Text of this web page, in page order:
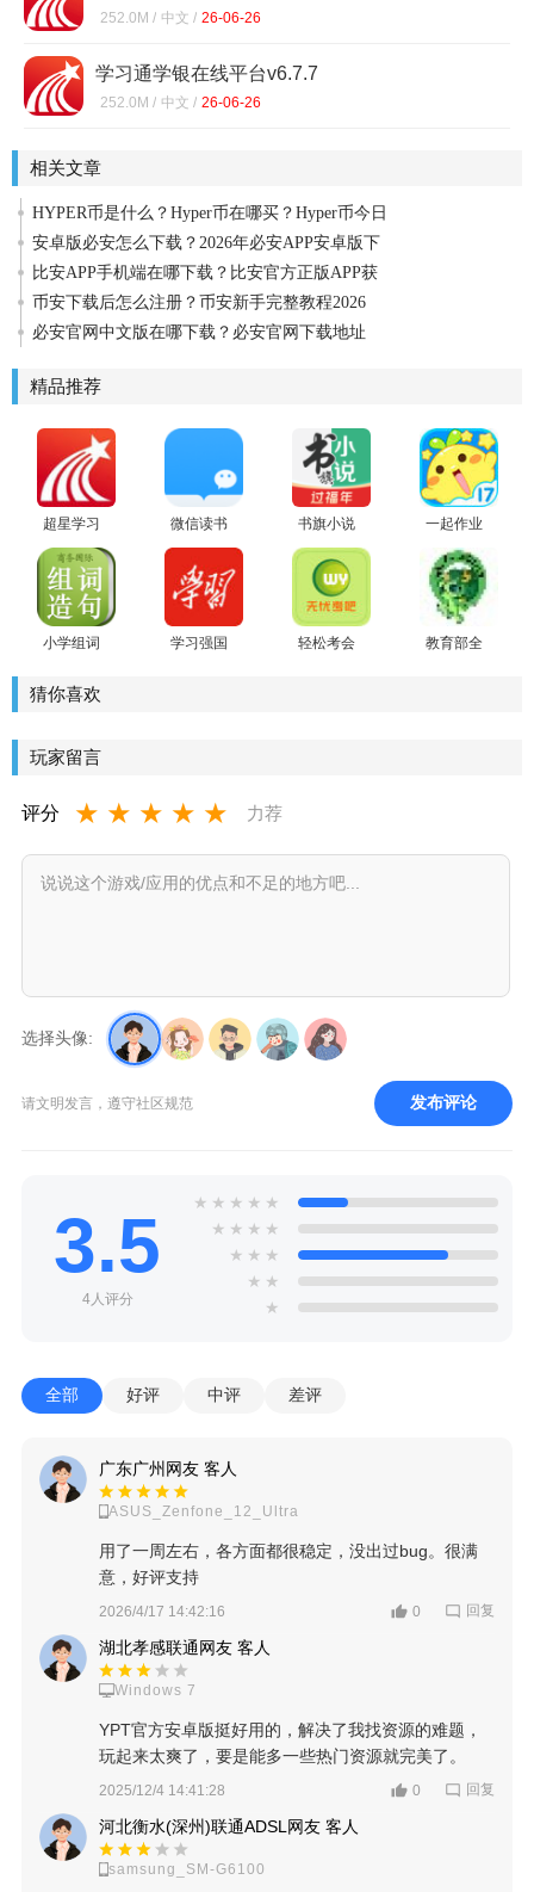
252.0M / 中文 / 26-06-26
学习通学银在线平台v6.7.7
252.0M / 中文 / 26-06-26
相关文章
HYPER币是什么？Hyper币在哪买？Hyper币今日
安卓版必安怎么下载？2026年必安APP安卓版下
比安APP手机端在哪下载？比安官方正版APP获
币安下载后怎么注册？币安新手完整教程2026
必安官网中文版在哪下载？必安官网下载地址
精品推荐
超星学习
通最新版
微信读书
app
书旗小说
最新版
一起作业
学生安卓
版
小学组词
学习强国
轻松考会
教育部全
猜你喜欢
玩家留言
评分 ★ ★ ★ ★ ★ 力荐
选择头像:
请文明发言，遵守社区规范 发布评论
3.5
4人评分
★ ★ ★ ★ ★
★ ★ ★ ★
★ ★ ★
★ ★
★
全部 好评 中评 差评
广东广州网友 客人
ASUS_Zenfone_12_Ultra
用了一周左右，各方面都很稳定，没出过bug。很满
意，好评支持
2026/4/17 14:42:16 0 回复
湖北孝感联通网友 客人
Windows 7
YPT官方安卓版挺好用的，解决了我找资源的难题，
玩起来太爽了，要是能多一些热门资源就完美了。
2025/12/4 14:41:28 0 回复
河北衡水(深州)联通ADSL网友 客人
samsung_SM-G6100